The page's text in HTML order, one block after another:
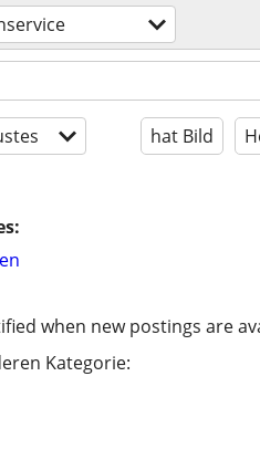
hat Bild
when new postings are
Kategorie: